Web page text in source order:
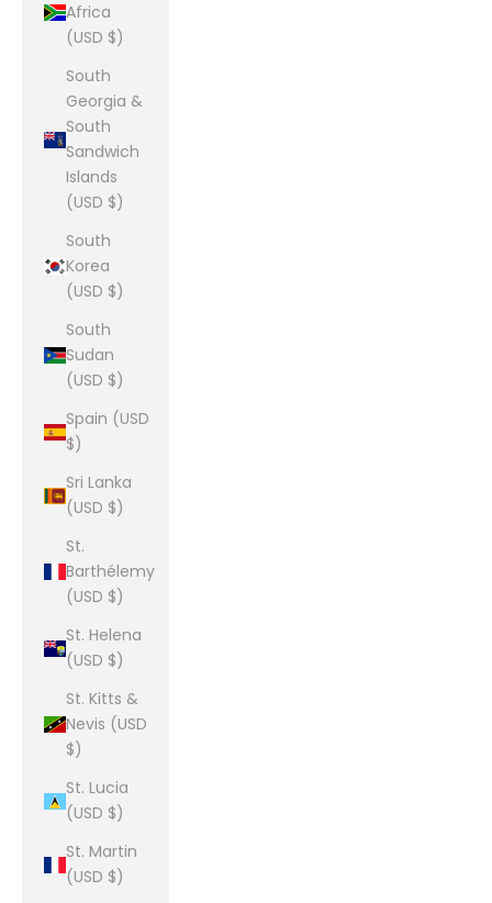
Africa
(USD $)
South
Georgia &
South
Sandwich
Islands
(USD $)
South
Korea
(USD $)
South
Sudan
(USD $)
Spain (USD
$)
Sri Lanka
(USD $)
St.
Barthélemy
(USD $)
St. Helena
(USD $)
St. Kitts &
Nevis (USD
$)
St. Lucia
(USD $)
St. Martin
(USD $)